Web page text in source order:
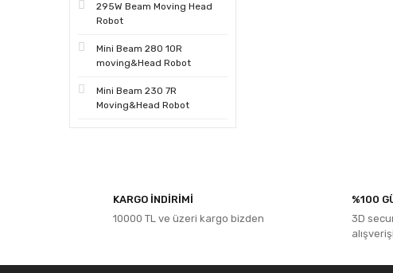
295W Beam Moving Head
Robot
Mini Beam 280 10R
moving&Head Robot
Mini Beam 230 7R
Moving&Head Robot
KARGO İNDİRİMİ
10000 TL ve üzeri kargo bizden
%100
3D